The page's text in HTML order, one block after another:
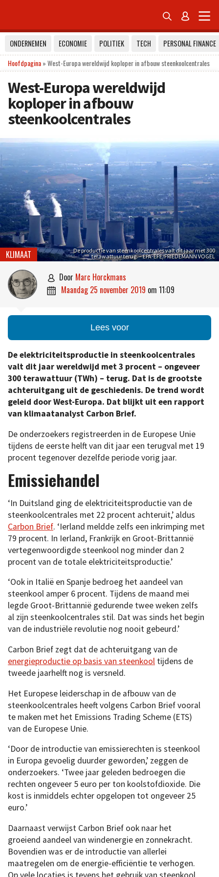
 
ONDERNEMEN ECONOMIE POLITIEK TECH
PERSONAL FINANCE
Hoofdpagina»West-Europa wereldwijd koploper in afbouw steenkoolcentrales
West-Europa wereldwijd
koploper in afbouw
steenkoolcentrales
De productie van steenkoolcentrales valt dit jaar met 300
terawattuur terug. – EPA-EFE/FRIEDEMANN VOGEL
KLIMAAT
 door Marc Horckmans
 maandag 25 november 2019 om 11:09
Lees voor
De elektriciteitsproductie in steenkoolcentrales
valt dit jaar wereldwijd met 3 procent – ongeveer
300 terawattuur (TWh) – terug. Dat is de grootste
achteruitgang uit de geschiedenis. De trend wordt
geleid door West-Europa. Dat blijkt uit een rapport
van klimaatanalyst Carbon Brief.
De onderzoekers registreerden in de Europese Unie
tijdens de eerste helft van dit jaar een terugval met 19
procent tegenover dezelfde periode vorig jaar.
Emissiehandel
‘In Duitsland ging de elektriciteitsproductie van de
steenkoolcentrales met 22 procent achteruit,’ aldus
Carbon Brief. ‘Ierland meldde zelfs een inkrimping met
79 procent. In Ierland, Frankrijk en Groot-Brittannië
vertegenwoordigde steenkool nog minder dan 2
procent van de totale elektriciteitsproductie.’
‘Ook in Italië en Spanje bedroeg het aandeel van
steenkool amper 6 procent. Tijdens de maand mei
legde Groot-Brittannië gedurende twee weken zelfs
al zijn steenkoolcentrales stil. Dat was sinds het begin
van de industriële revolutie nog nooit gebeurd.’
Carbon Brief zegt dat de achteruitgang van de
energieproductie op basis van steenkool tijdens de
tweede jaarhelft nog is versneld.
Het Europese leiderschap in de afbouw van de
steenkoolcentrales heeft volgens Carbon Brief vooral
te maken met het Emissions Trading Scheme (ETS)
van de Europese Unie.
‘Door de introductie van emissierechten is steenkool
in Europa gevoelig duurder geworden,’ zeggen de
onderzoekers. ‘Twee jaar geleden bedroegen die
rechten ongeveer 5 euro per ton koolstofdioxide. Die
kost is inmiddels echter opgelopen tot ongeveer 25
euro.’
Daarnaast verwijst Carbon Brief ook naar het
groeiend aandeel van windenergie en zonnekracht.
Bovendien was er de introductie van allerlei
maatregelen om de energie-efficiëntie te verhogen.